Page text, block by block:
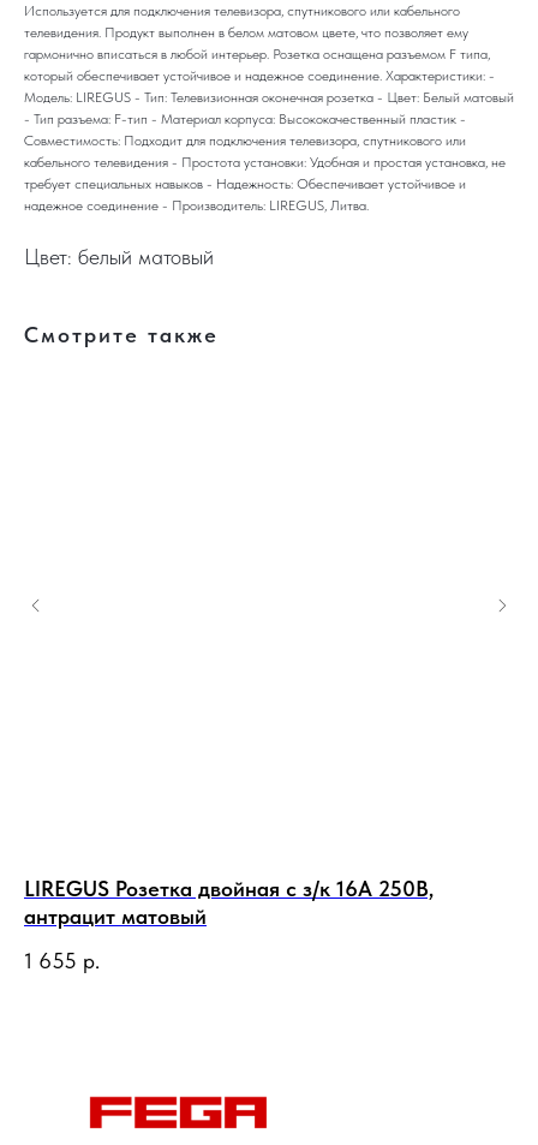
Используется для подключения телевизора, спутникового или кабельного
телевидения. Продукт выполнен в белом матовом цвете, что позволяет ему
гармонично вписаться в любой интерьер. Розетка оснащена разъемом F типа,
который обеспечивает устойчивое и надежное соединение. Характеристики: -
Модель: LIREGUS - Тип: Телевизионная оконечная розетка - Цвет: Белый матовый
- Тип разъема: F-тип - Материал корпуса: Высококачественный пластик -
Совместимость: Подходит для подключения телевизора, спутникового или
кабельного телевидения - Простота установки: Удобная и простая установка, не
требует специальных навыков - Надежность: Обеспечивает устойчивое и
надежное соединение - Производитель: LIREGUS, Литва.
Цвет: белый матовый
Смотрите также
LIREGUS Розетка двойная с з/к 16А 250В,
антрацит матовый
1 655 р.